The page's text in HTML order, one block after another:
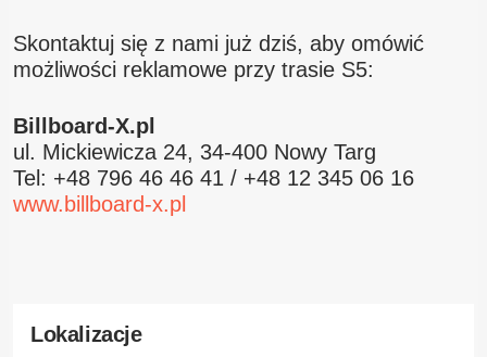
Skontaktuj się z nami już dziś, aby omówić
możliwości reklamowe przy trasie S5:
Billboard-X.pl
ul. Mickiewicza 24, 34-400 Nowy Targ
Tel: +48 796 46 46 41 / +48 12 345 06 16
www.billboard-x.pl
Lokalizacje